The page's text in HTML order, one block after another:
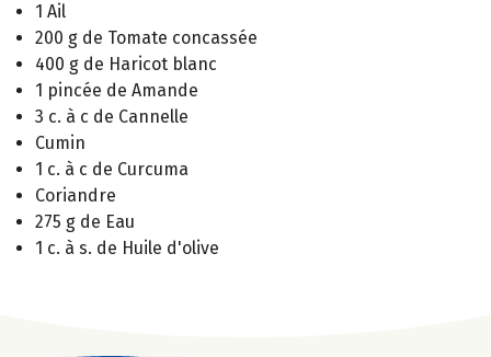
1 Ail
200 g de Tomate concassée
400 g de Haricot blanc
1 pincée de Amande
3 c. à c de Cannelle
Cumin
1 c. à c de Curcuma
Coriandre
275 g de Eau
1 c. à s. de Huile d'olive